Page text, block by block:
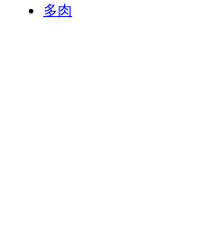
多肉